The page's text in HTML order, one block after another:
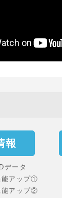
報
データ
能アップ①
能アップ②